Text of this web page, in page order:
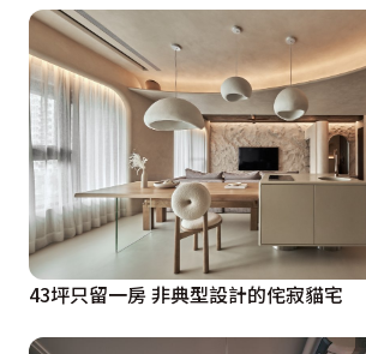
43坪只留一房 非典型設計的侘寂貓宅